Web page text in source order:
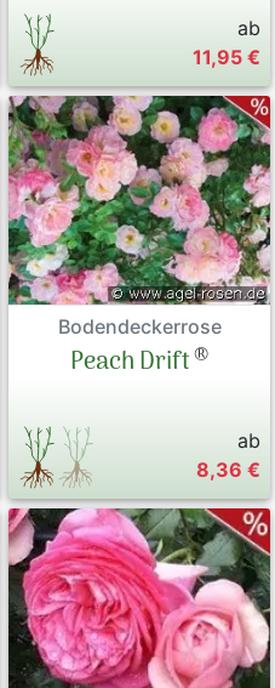
ab
11,95 €
Bodendeckerrose
Peach Drift®
ab
8,36 €